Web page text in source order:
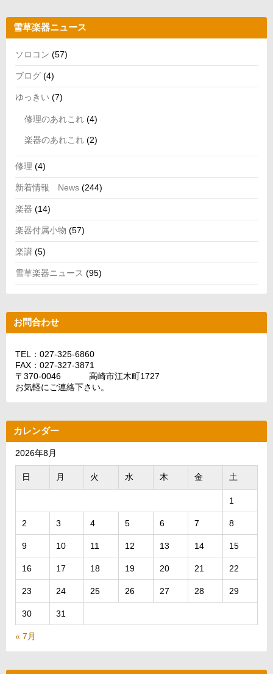
雪草楽器ニュース
ソロコン (57)
ブログ (4)
ゆっきい (7)
修理のあれこれ (4)
楽器のあれこれ (2)
修理 (4)
新着情報 News (244)
楽器 (14)
楽器付属小物 (57)
楽譜 (5)
雪草楽器ニュース (95)
お問合わせ
TEL：027-325-6860
FAX：027-327-3871
〒370-0046 高崎市江木町1727
お気軽にご連絡下さい。
カレンダー
2026年8月
日 月 火 水 木 金 土
1
2 3 4 5 6 7 8
9 10 11 12 13 14 15
16 17 18 19 20 21 22
23 24 25 26 27 28 29
30 31
« 7月